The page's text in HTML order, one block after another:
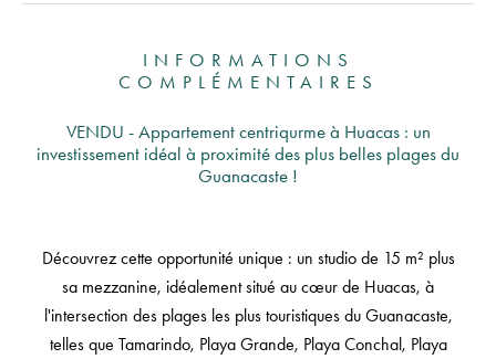
INFORMATIONS
COMPLÉMENTAIRES
VENDU - Appartement centriqurme à Huacas : un
investissement idéal à proximité des plus belles plages du
Guanacaste !
Découvrez cette opportunité unique : un studio de 15 m² plus
sa mezzanine, idéalement situé au cœur de Huacas, à
l'intersection des plages les plus touristiques du Guanacaste,
telles que Tamarindo, Playa Grande, Playa Conchal, Playa